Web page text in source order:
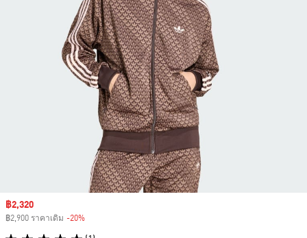
Sale price
฿2,320
฿2,900 ราคาเดิม -20%